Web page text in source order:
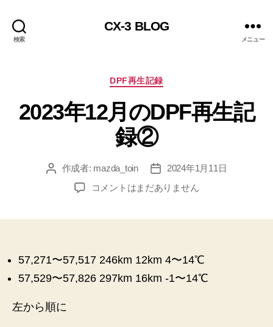
検索
CX-3 BLOG
メニュー
カ
ゴ
リ
ー
DPF再生記録
2023年12月のDPF再生記
録②
投 作成者: mazda_toin
投
稿
日
2024年1月11日
2023
DPF
生
コメントはまだありません
57,271〜57,517 246km 12km 4〜14℃
57,529〜57,826 297km 16km -1〜14℃
左から順に